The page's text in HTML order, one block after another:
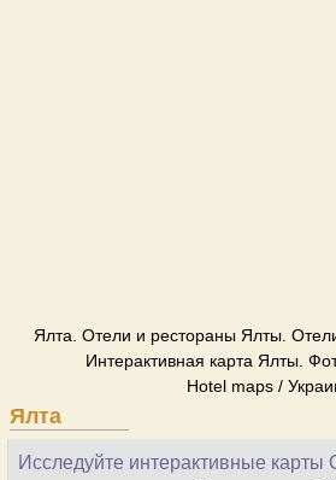
Ялта. Отели и рестораны Ялты.
Интерактивная карта Ялты.
Hotel maps /
Ялта
Исследуйте интерактивные карты